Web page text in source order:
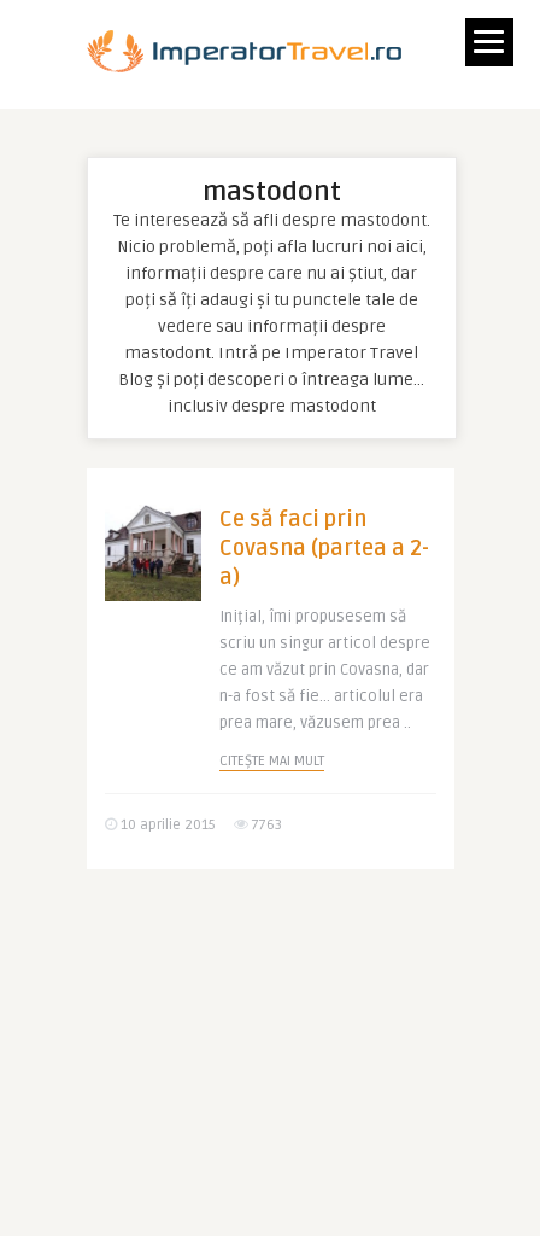
mastodont
Te interesează să afli despre mastodont.
Nicio problemă, poți afla lucruri noi aici,
informații despre care nu ai știut, dar
poți să îți adaugi și tu punctele tale de
vedere sau informații despre
mastodont. Intră pe Imperator Travel
Blog și poți descoperi o întreaga lume…
inclusiv despre mastodont
Ce să faci prin
Covasna (partea a 2-
a)
Inițial, îmi propusesem să
scriu un singur articol despre
ce am văzut prin Covasna, dar
n-a fost să fie… articolul era
prea mare, văzusem prea ..
CITEȘTE MAI MULT
10 aprilie 2015 7763